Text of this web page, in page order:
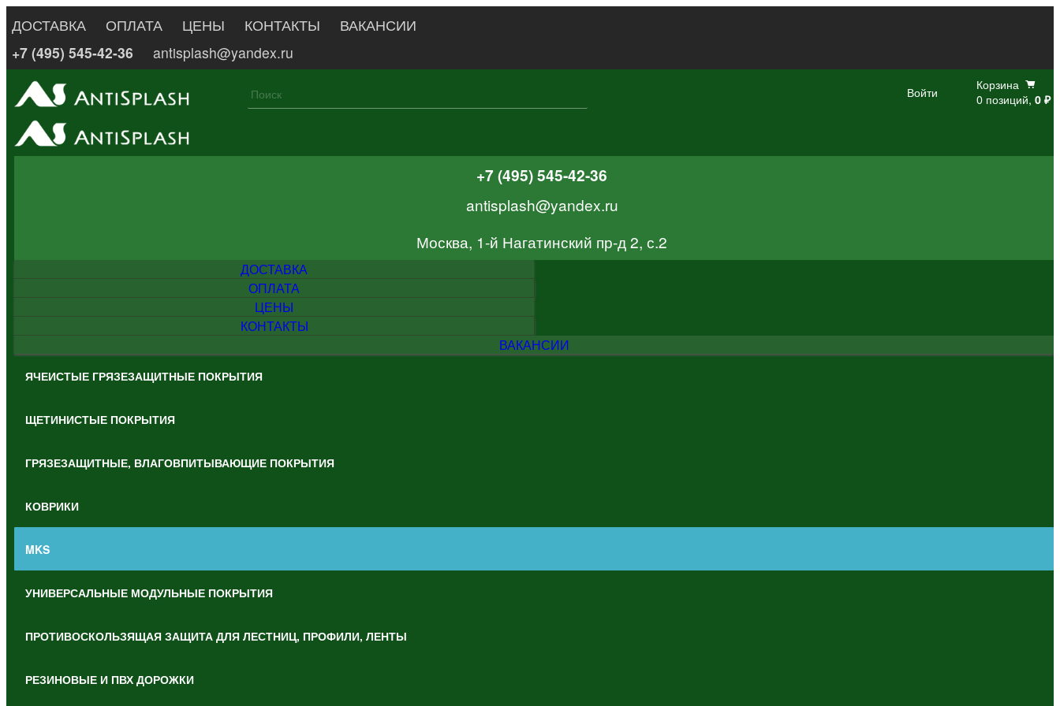
ДОСТАВКА ОПЛАТА ЦЕНЫ КОНТАКТЫ
ВАКАНСИИ
+7 (495) 545-42-36
antisplash@yandex.ru
Войти
Корзина
0 позиций, 0 ₽
+7 (495) 545-42-36
antisplash@yandex.ru
Москва, 1-й Нагатинский пр-д 2, с.2
ДОСТАВКА
ОПЛАТА
ЦЕНЫ
КОНТАКТЫ
ВАКАНСИИ
ЯЧЕИСТЫЕ ГРЯЗЕЗАЩИТНЫЕ ПОКРЫТИЯ
ЩЕТИНИСТЫЕ ПОКРЫТИЯ
ГРЯЗЕЗАЩИТНЫЕ, ВЛАГОВПИТЫВАЮЩИЕ ПОКРЫТИЯ
КОВРИКИ
MKS
УНИВЕРСАЛЬНЫЕ МОДУЛЬНЫЕ ПОКРЫТИЯ
ПРОТИВОСКОЛЬЗЯЩАЯ ЗАЩИТА ДЛЯ ЛЕСТНИЦ, ПРОФИЛИ, ЛЕНТЫ
РЕЗИНОВЫЕ И ПВХ ДОРОЖКИ